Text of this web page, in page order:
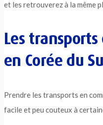
et les retrouverez à la même
Les
en Corée du
Prendre les transports en
facile et peu couteux à